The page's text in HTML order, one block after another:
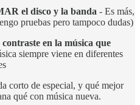
el disco y la banda - Es más,
pruebas pero tampoco dudas)
en la música que
siempre viene en diferentes
corto de especial, y qué mejor
qué con música nueva.